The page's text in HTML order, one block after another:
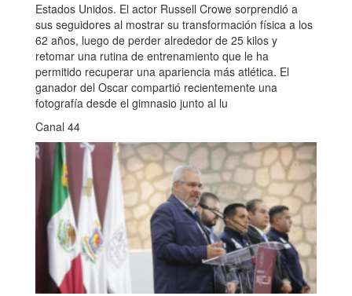
Estados Unidos. El actor Russell Crowe sorprendió a
sus seguidores al mostrar su transformación física a los
62 años, luego de perder alrededor de 25 kilos y
retomar una rutina de entrenamiento que le ha
permitido recuperar una apariencia más atlética. El
ganador del Oscar compartió recientemente una
fotografía desde el gimnasio junto al lu
Canal 44